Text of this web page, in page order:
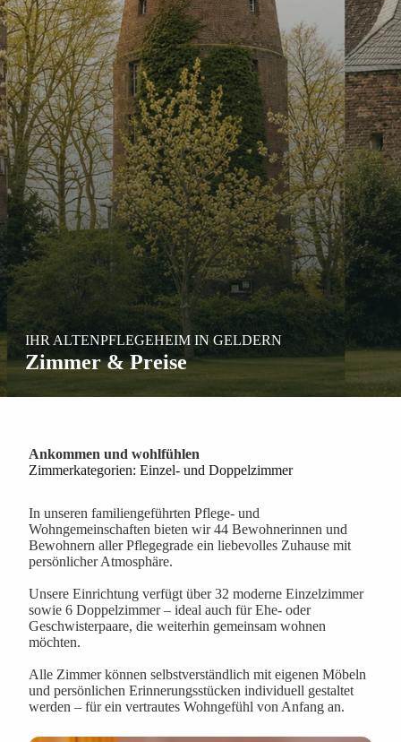
IHR ALTENPFLEGEHEIM IN GELDERN
Zimmer & Preise
Ankommen und wohlfühlen
Zimmerkategorien: Einzel- und Doppelzimmer
In unseren familiengeführten Pflege- und
Wohngemeinschaften bieten wir 44 Bewohnerinnen und
Bewohnern aller Pflegegrade ein liebevolles Zuhause mit
persönlicher Atmosphäre.
Unsere Einrichtung verfügt über 32 moderne Einzelzimmer
sowie 6 Doppelzimmer – ideal auch für Ehe- oder
Geschwisterpaare, die weiterhin gemeinsam wohnen
möchten.
Alle Zimmer können selbstverständlich mit eigenen Möbeln
und persönlichen Erinnerungsstücken individuell gestaltet
werden – für ein vertrautes Wohngefühl von Anfang an.